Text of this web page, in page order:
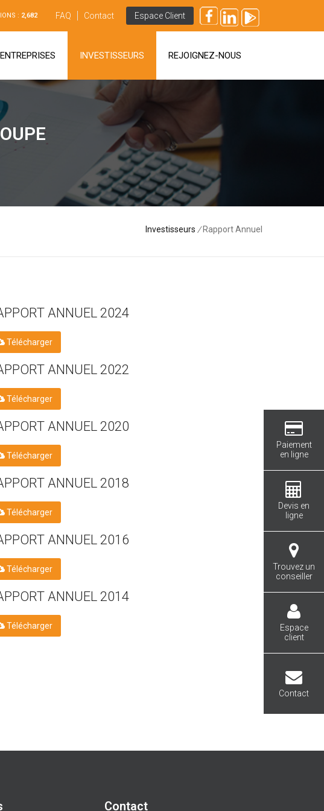
: 2,682 FAQ Contact Espace Client
INVESTISSEURS REJOIGNEZ-NOUS
Investisseurs /Rapport Annuel
ANNUEL 2024
Télécharger
ANNUEL 2022
Télécharger
ANNUEL 2020
Télécharger
ANNUEL 2018
Télécharger
ANNUEL 2016
Télécharger
ANNUEL 2014
Télécharger
Paiement
en ligne
Devis en
ligne
Trouvez un
conseiller
Espace
client
Contact
Contact